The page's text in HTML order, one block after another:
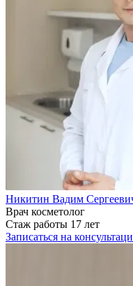
Никитин Вадим
Врач косметолог
Стаж работы 17 лет
Записаться на